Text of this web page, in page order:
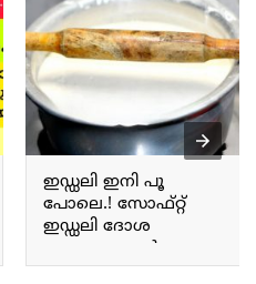
ഇഡ്ഡലി ഇനി പൂ
പോലെ.! സോഫ്റ്റ്
ഇഡ്ഡലി ദോശ
തയ്യാറാക്കാൻ
പലർക്കും അറിയാത്ത